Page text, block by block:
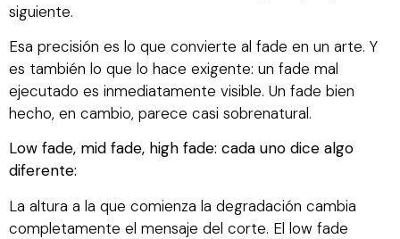
siguiente.
Esa precisión es lo que convierte al fade en un arte. Y
es también lo que lo hace exigente: un fade mal
ejecutado es inmediatamente visible. Un fade bien
hecho, en cambio, parece casi sobrenatural.
Low fade, mid fade, high fade: cada uno dice algo
diferente:
La altura a la que comienza la degradación cambia
completamente el mensaje del corte. El low fade